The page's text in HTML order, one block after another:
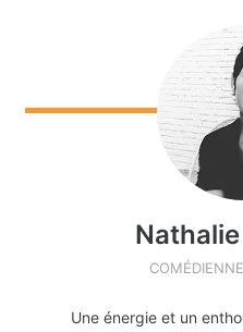
Nathalie
Une énergie et un